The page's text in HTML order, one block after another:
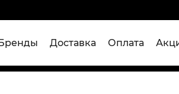
Доставка Оплата